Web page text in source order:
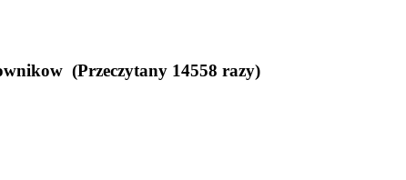
(Przeczytany 14558 razy)